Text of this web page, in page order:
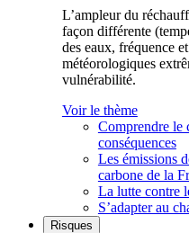
L’ampleur du
façon différente
des eaux, fréquence
météorologiques
vulnérabilité.
Voir le thème
Comprendre le
conséquences
Les émissions
carbone de la
La lutte contre
S’adapter au
Risques